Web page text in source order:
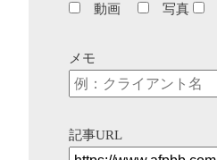
動画
写真
メモ
記事URL